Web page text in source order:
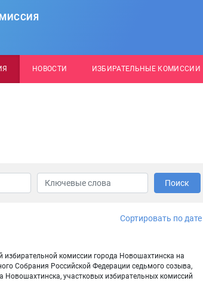
НОВОСТИ ИЗБИРАТЕЛЬНЫЕ КОМИССИИ
Поиск
Сортировать по дате
комиссии города Новошахтинска на
Собрания Российской Федерации седьмого созыва,
Новошахтинска, участковых избирательных комиссий